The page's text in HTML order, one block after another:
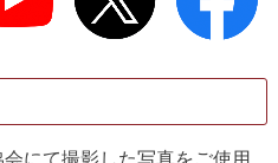
にて撮影した写真をご使用